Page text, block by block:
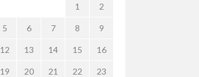
1 2
5 6 7 8 9
12 13 14 15 16
19 20 21 22 23